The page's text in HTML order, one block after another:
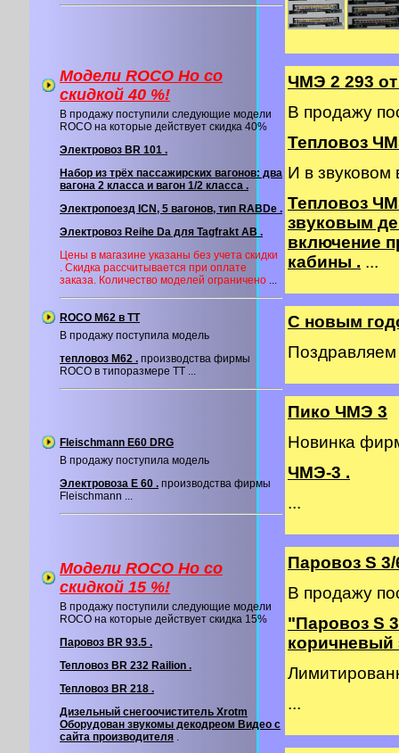
Модели ROCO Ho со
cкидкой 40 %!
В продажу поступили следующие модели
ROCO на которые действует скидка 40%
Электровоз BR 101 .
Набор из трёх пассажирских вагонов: два
вагона 2 класса и вагон 1/2 класса .
Электропоезд ICN, 5 вагонов, тип RABDe .
Электровоз Reihe Da для Tagfrakt AB .
Цены в магазине указаны без учета скидки
. Скидка рассчитывается при оплате
заказа. Количество моделей ограничено ...
ROCO M62 в ТТ
В продажу поступила модель
тепловоз М62 . производства фирмы
ROCO в типоразмере ТТ ...
Fleischmann E60 DRG
В продажу поступила модель
Электровоза E 60 . производства фирмы
Fleischmann ...
Модели ROCO Ho со
cкидкой 15 %!
В продажу поступили следующие модели
ROCO на которые действует скидка 15%
Паровоз BR 93.5 .
Тепловоз BR 232 Railion .
Тепловоз BR 218 .
Дизельный снегоочиститель Xrotm
Оборудован звукомы декодреом Видео с
сайта производителя .
ЧМЭ 2 293
В продажу
Тепловоз
И в звуковом
Тепловоз
звуковым
включение
кабины . ...
С новым
Пико ЧМЭ 3
Новинка
ЧМЭ-3 .
...
Паровоз S
В продажу
"Паровоз S
коричневый
...